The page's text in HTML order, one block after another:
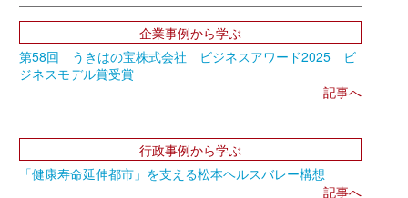
企業事例から学ぶ
第58回 うきはの宝株式会社 ビジネスアワード2025 ビ
ジネスモデル賞受賞
記事へ
行政事例から学ぶ
「健康寿命延伸都市」を支える松本ヘルスバレー構想
記事へ